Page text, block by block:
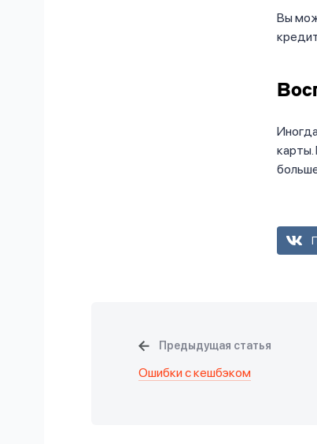
Вы
карты.
Предыдущая статья
Ошибки с кешбэком